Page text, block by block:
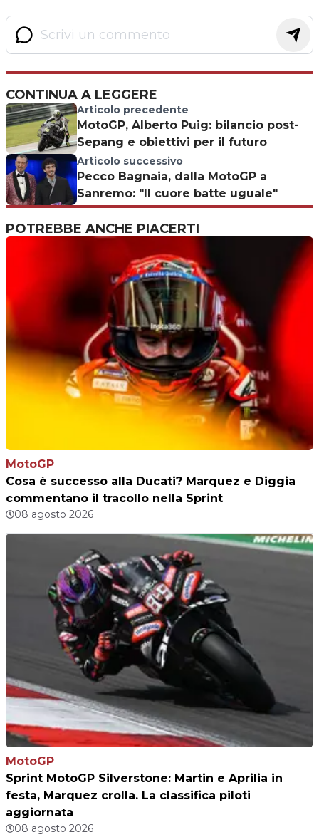
CONTINUA A LEGGERE
Articolo precedente
MotoGP, Alberto Puig: bilancio post-
Sepang e obiettivi per il futuro
Articolo successivo
Pecco Bagnaia, dalla MotoGP a
Sanremo: "Il cuore batte uguale"
POTREBBE ANCHE PIACERTI
MotoGP
Cosa è successo alla Ducati? Marquez e Diggia
commentano il tracollo nella Sprint
08 agosto 2026
MotoGP
Sprint MotoGP Silverstone: Martin e Aprilia in
festa, Marquez crolla. La classifica piloti
aggiornata
08 agosto 2026